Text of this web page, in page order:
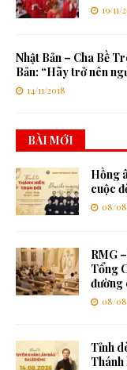
19/11/
Nhật Bản – Cha Bề
Bản: “Hãy trở nên
14/11/2018
BÀI MỚI
Hồng
cuộc
08/
RMG
Tổng
đường
08/
Tỉnh
Thánh